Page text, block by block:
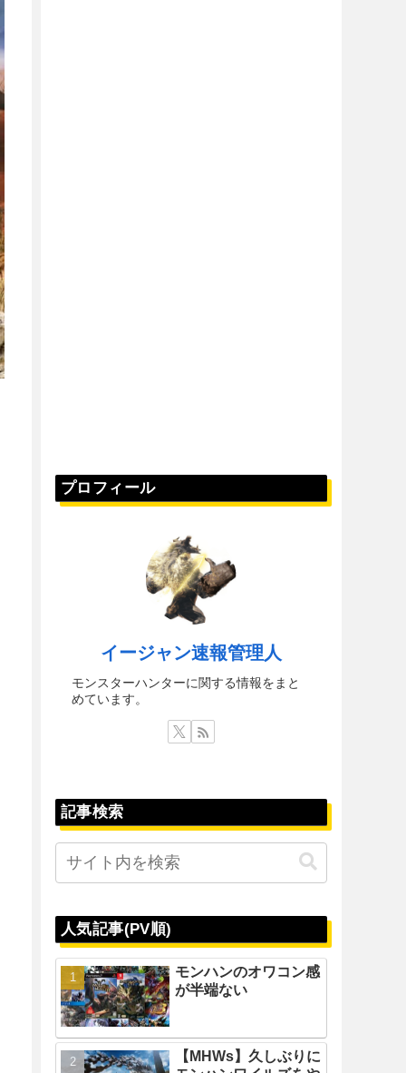
プロフィール
イージャン速報管理人
モンスターハンターに関する情報をまと
めています。
記事検索
人気記事(PV順)
モンハンのオワコン感
が半端ない
【MHWs】久しぶりに